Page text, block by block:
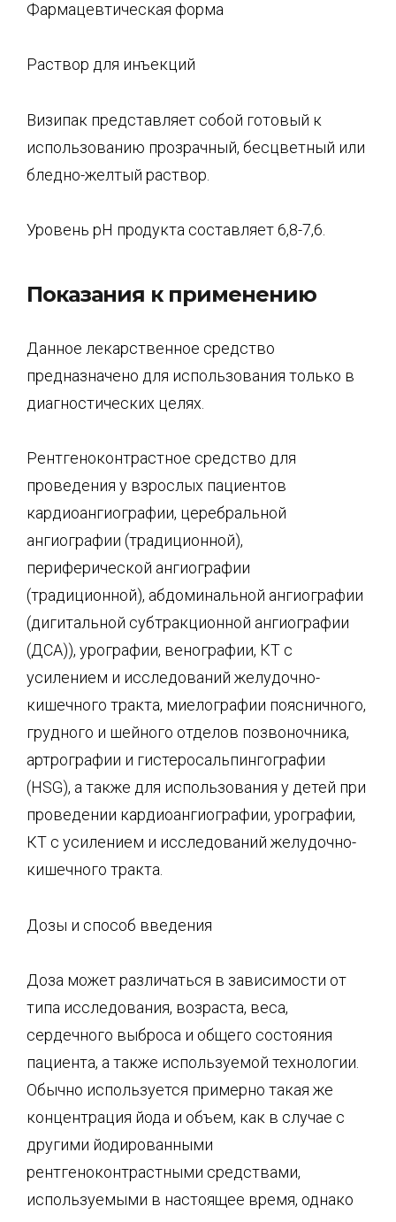
Фармацевтическая форма
Раствор для инъекций
Визипак представляет собой готовый к
использованию прозрачный, бесцветный или
бледно-желтый раствор.
Уровень pH продукта составляет 6,8-7,6.
Показания к применению
Данное лекарственное средство
предназначено для использования только в
диагностических целях.
Рентгеноконтрастное средство для
проведения у взрослых пациентов
кардиоангиографии, церебральной
ангиографии (традиционной),
периферической ангиографии
(традиционной), абдоминальной ангиографии
(дигитальной субтракционной ангиографии
(ДСА)), урографии, венографии, КТ с
усилением и исследований желудочно-
кишечного тракта, миелографии поясничного,
грудного и шейного отделов позвоночника,
артрографии и гистеросальпингографии
(HSG), а также для использования у детей при
проведении кардиоангиографии, урографии,
КТ с усилением и исследований желудочно-
кишечного тракта.
Дозы и способ введения
Доза может различаться в зависимости от
типа исследования, возраста, веса,
сердечного выброса и общего состояния
пациента, а также используемой технологии.
Обычно используется примерно такая же
концентрация йода и объем, как в случае с
другими йодированными
рентгеноконтрастными средствами,
используемыми в настоящее время, однако